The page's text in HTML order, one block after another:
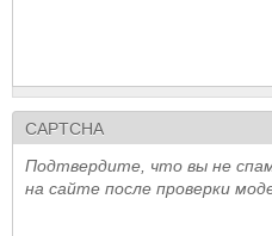
CAPTCHA
Подтвердите, что вы не
на сайте после проверки